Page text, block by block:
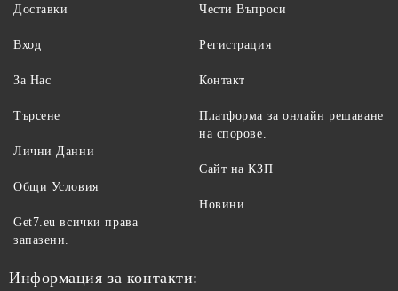
Доставки
Вход
За Нас
Чести Въпроси
Регистрация
Контакт
Търсене
Лични Данни
Общи Условия
Get7.eu всички права
запазени.
Платформа за онлайн решаване
на спорове.
Сайт на КЗП
Новини
Информация за контакти: